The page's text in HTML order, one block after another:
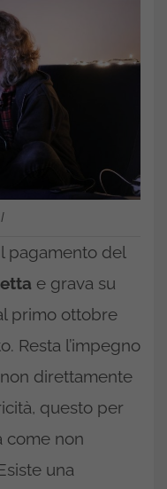
pagamento del
e grava su
primo ottobre
Resta l’impegno
direttamente
questo per
come non
una